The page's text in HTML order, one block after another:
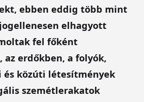
ebben eddig több mint
elhagyott
fel főként
erdőkben, a folyók,
közúti létesítmények
szemétlerakatok